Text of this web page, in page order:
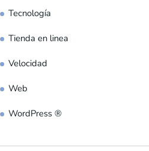
Tecnología
Tienda en linea
Velocidad
Web
WordPress ®